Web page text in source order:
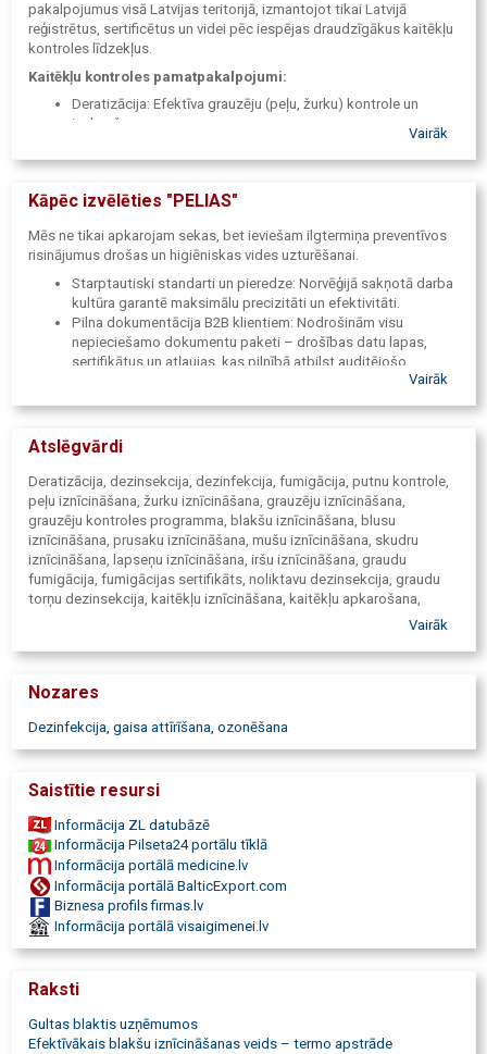
pakalpojumus visā Latvijas teritorijā, izmantojot tikai Latvijā
reģistrētus, sertificētus un videi pēc iespējas draudzīgākus kaitēkļu
kontroles līdzekļus.
Kaitēkļu kontroles pamatpakalpojumi:
Deratizācija: Efektīva grauzēju (peļu, žurku) kontrole un
izskaušana.
Dezinsekcija: Rāpojošo un lidojošo kukaiņu apkarošana.
Dezinfekcija: Noliktavu, ražošanas objektu, biroju un
Fumigācija: Profesionāla gāzēšana, tostarp graudu
Putnu kontrole: Preventīvi un saudzīgi risinājumi putnu
atturēšanai no objektiem.
Monitorings un inspekcija: Regulāra vides uzraudzība un
risku novērtēšana.
Papildu higiēnas un uzkopšanas risinājumi:
Lai nodrošinātu pilnīgu tīrību un drošību, piedāvājam arī nestandarta
tīrības risinājumus, profesionālu logu mazgāšanu un telpu ģenerālo
Vairāk
Kāpēc izvēlēties "PELIAS"
Mēs ne tikai apkarojam sekas, bet ieviešam ilgtermiņa preventīvos
risinājumus drošas un higiēniskas vides uzturēšanai.
Starptautiski standarti un pieredze: Norvēģijā sakņotā darba
kultūra garantē maksimālu precizitāti un efektivitāti.
Pilna dokumentācija B2B klientiem: Nodrošinām visu
nepieciešamo dokumentu paketi – drošības datu lapas,
sertifikātus un atļaujas, kas pilnībā atbilst auditējošo
un profesionālu servisu.
Vairāk
Atslēgvārdi
Deratizācija, dezinsekcija, dezinfekcija, fumigācija, putnu kontrole,
peļu iznīcināšana, žurku iznīcināšana, grauzēju iznīcināšana,
grauzēju kontroles programma, blakšu iznīcināšana, blusu
iznīcināšana, prusaku iznīcināšana, mušu iznīcināšana, skudru
iznīcināšana, lapseņu iznīcināšana, iršu iznīcināšana, graudu
fumigācija, fumigācijas sertifikāts, noliktavu dezinsekcija, graudu
torņu dezinsekcija, kaitēkļu iznīcināšana, kaitēkļu apkarošana,
Vairāk
Nozares
Dezinfekcija, gaisa attīrīšana, ozonēšana
Saistītie resursi
Informācija ZL datubāzē
Informācija Pilseta24 portālu tīklā
Informācija portālā medicine.lv
Informācija portālā BalticExport.com
Biznesa profils firmas.lv
Informācija portālā visaigimenei.lv
Raksti
Gultas blaktis uzņēmumos
Efektīvākais blakšu iznīcināšanas veids – termo apstrāde